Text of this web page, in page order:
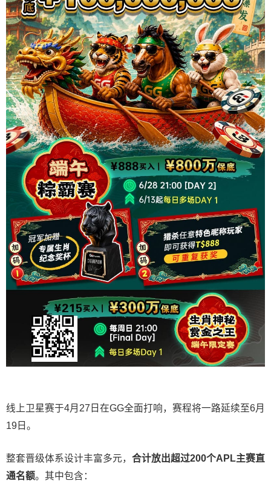
线上卫星赛于4月27日在GG全面打响，赛程将一路延续至6月
19日。
整套晋级体系设计丰富多元， 合计放出超过200个APL主赛直
通名额。其中包含：